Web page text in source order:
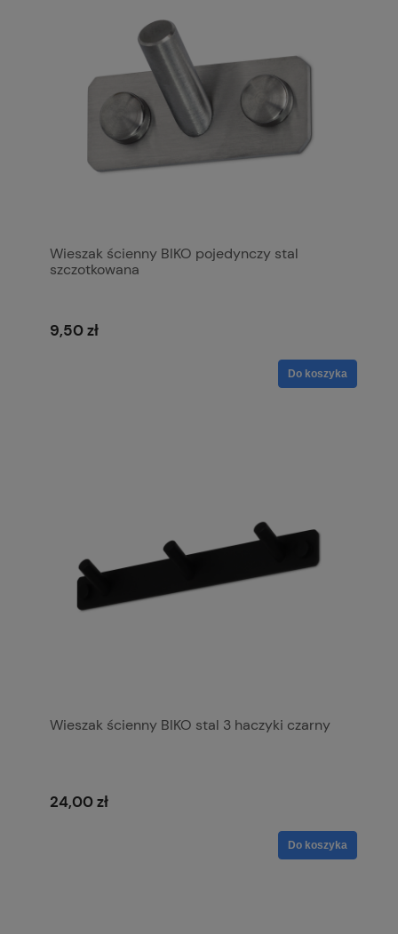
Wieszak ścienny BIKO pojedynczy stal
szczotkowana
9,50 zł
Do koszyka
Wieszak ścienny BIKO stal 3 haczyki czarny
24,00 zł
Do koszyka